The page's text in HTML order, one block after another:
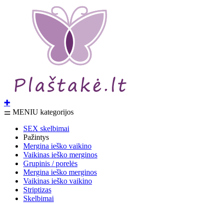
✚
⚌ MENIU kategorijos
SEX skelbimai
Pažintys
Mergina ieško vaikino
Vaikinas ieško merginos
Grupinis / porelės
Mergina ieško merginos
Vaikinas ieško vaikino
Striptizas
Skelbimai